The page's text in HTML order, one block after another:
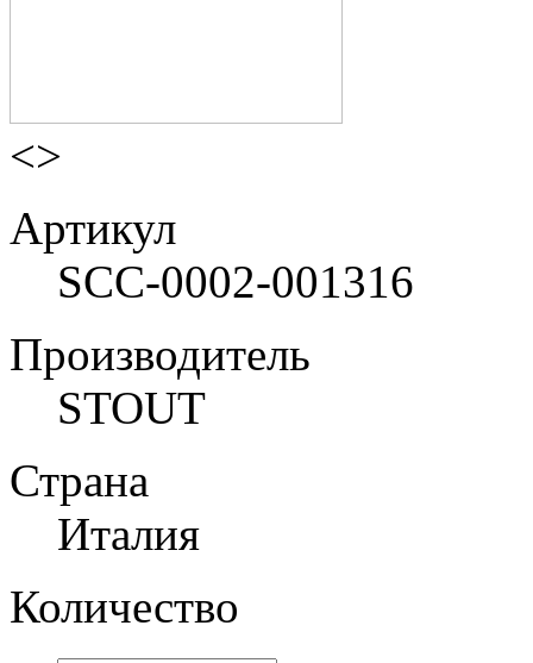
<>
Артикул
SCC-0002-001316
Производитель
STOUT
Страна
Италия
Количество